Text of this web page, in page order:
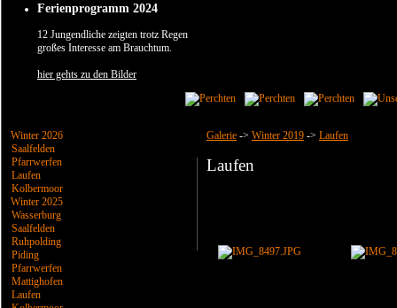
Ferienprogramm 2024
12 Jungendliche zeigten trotz Regen
großes Interesse am Brauchtum.
hier gehts zu den Bilder
Winter 2026
Saalfelden
Pfarrwerfen
Laufen
Kolbermoor
Winter 2025
Wasserburg
Saalfelden
Ruhpolding
Piding
Pfarrwerfen
Mattighofen
Laufen
Galerie -> Winter 2019 -> Laufen
Laufen